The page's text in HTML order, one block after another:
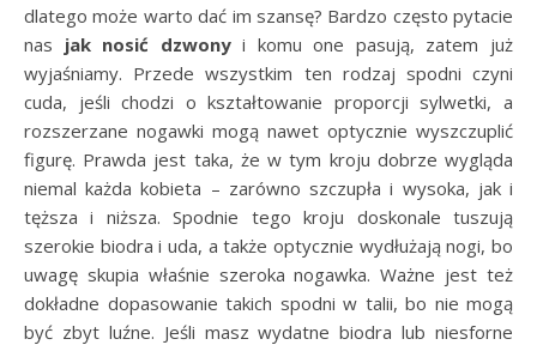
dlatego może warto dać im szansę? Bardzo często pytacie
nas jak nosić dzwonyi komu one pasują, zatem już
wyjaśniamy. Przede wszystkim ten rodzaj spodni czyni
cuda, jeśli chodzi o kształtowanie proporcji sylwetki, a
rozszerzane nogawki mogą nawet optycznie wyszczuplić
figurę. Prawda jest taka, że w tym kroju dobrze wygląda
niemal każda kobieta – zarówno szczupła i wysoka, jak i
tęższa i niższa. Spodnie tego kroju doskonale tuszują
szerokie biodra i uda, a także optycznie wydłużają nogi, bo
uwagę skupia właśnie szeroka nogawka. Ważne jest też
dokładne dopasowanie takich spodni w talii, bo nie mogą
być zbyt luźne. Jeśli masz wydatne biodra lub niesforne